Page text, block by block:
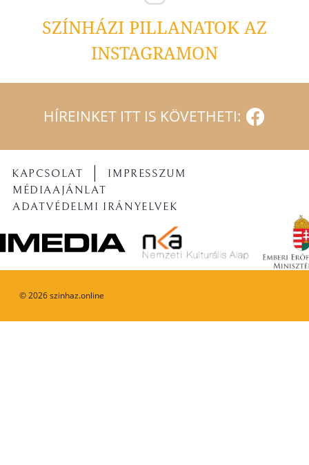
SZÍNHÁZI PILLANATOK AZ
INSTAGRAMON
HÍREINKET ITT IS KÖVETHETI:
©2026szinhaz.online
KAPCSOLAT
IMPRESSZUM
MÉDIAAJÁNLAT
ADATVÉDELMI IRÁNYELVEK